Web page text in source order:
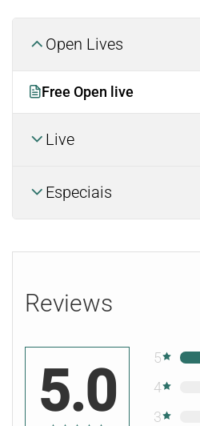
Open Lives
Free Open live
Live
Especiais
Reviews
5.0
5
4
3